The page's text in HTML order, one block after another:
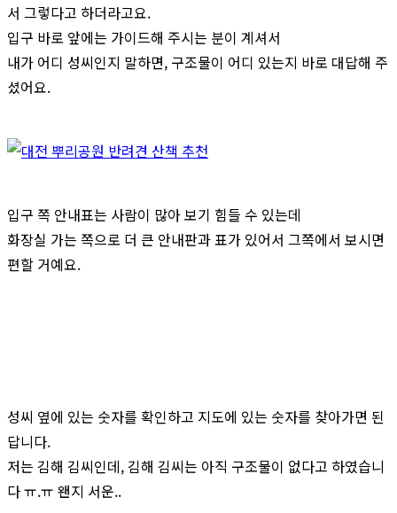
서 그렇다고 하더라고요.
입구 바로 앞에는 가이드해 주시는 분이 계셔서
내가 어디 성씨인지 말하면, 구조물이 어디 있는지 바로 대답해 주
셨어요.
입구 쪽 안내표는 사람이 많아 보기 힘들 수 있는데
화장실 가는 쪽으로 더 큰 안내판과 표가 있어서 그쪽에서 보시면
편할 거예요.
성씨 옆에 있는 숫자를 확인하고 지도에 있는 숫자를 찾아가면 된
답니다.
저는 김해 김씨인데, 김해 김씨는 아직 구조물이 없다고 하였습니
다 ㅠ.ㅠ 왠지 서운..